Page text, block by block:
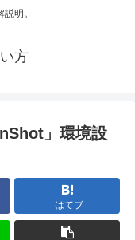
明。
方
」環境設
はてブ